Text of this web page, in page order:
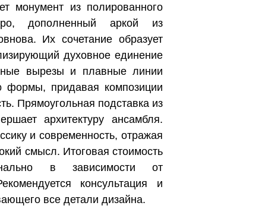
монумент из полированного
дополненный аркой из
Их сочетание образует
духовное единение
вырезы и плавные линии
формы, придавая композиции
Прямоугольная подставка из
архитектуру ансамбля.
и современность, отражая
смысл. Итоговая стоимость
в зависимости от
консультация и
все детали дизайна.